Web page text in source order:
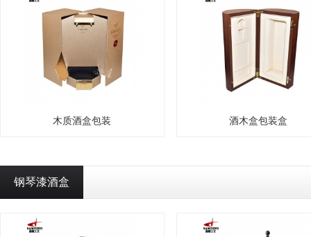
木质酒盒包装 酒木盒包装盒
钢琴漆酒盒